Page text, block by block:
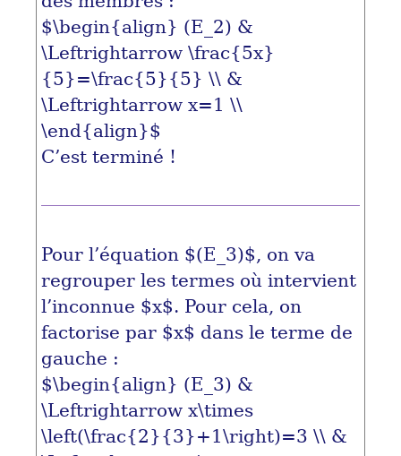
$\begin{align} (E_2) &
\Leftrightarrow \frac{5x}
{5}=\frac{5}{5} \\ &
\Leftrightarrow x=1 \\
\end{align}$
C’est terminé !
Pour l’équation $(E_3)$, on va
regrouper les termes où intervient
l’inconnue $x$. Pour cela, on
factorise par $x$ dans le terme de
gauche :
$\begin{align} (E_3) &
\Leftrightarrow x\times
\left(\frac{2}{3}+1\right)=3 \\ &